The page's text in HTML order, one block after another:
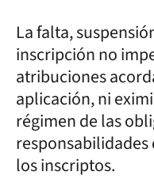
La falta,
inscripción no
atribuciones
aplicación, ni
régimen de las
responsabilidades
los inscriptos.